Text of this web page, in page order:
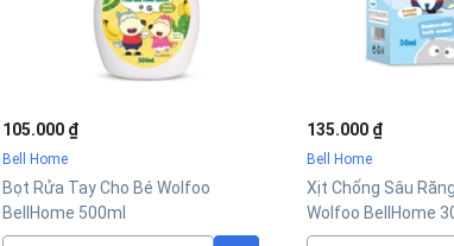
105.000 ₫
Bell Home
Bọt Rửa Tay Cho Bé Wolfoo
BellHome 500ml
135.000 ₫
Bell Home
Xịt Chống Sâu
Wolfoo BellHome